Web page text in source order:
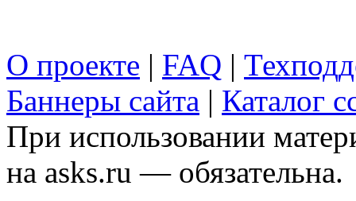
О проекте | FAQ |
Баннеры сайта | Каталог
При использовании
на asks.ru — обязательна.